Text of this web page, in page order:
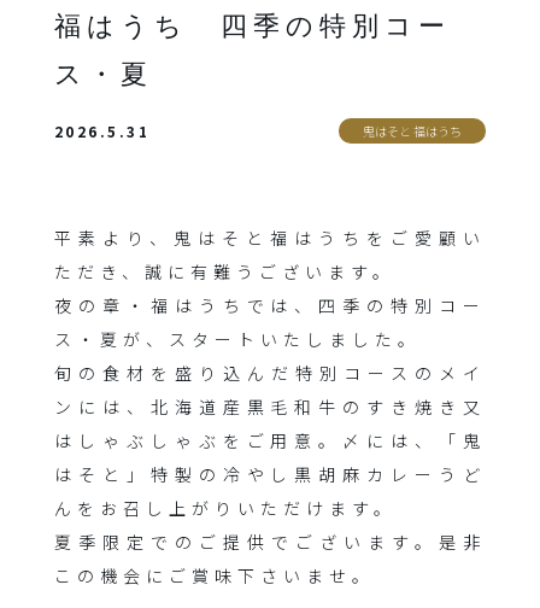
福はうち 四季の特別コー
ス・夏
2026.5.31 鬼はそと 福はうち
平素より、鬼はそと福はうちをご愛顧い
ただき、誠に有難うございます。
夜の章・福はうちでは、四季の特別コー
ス・夏が、スタートいたしました。
旬の食材を盛り込んだ特別コースのメイ
ンには、北海道産黒毛和牛のすき焼き又
はしゃぶしゃぶをご用意。〆には、「鬼
はそと」特製の冷やし黒胡麻カレーうど
んをお召し上がりいただけます。
夏季限定でのご提供でございます。是非
この機会にご賞味下さいませ。